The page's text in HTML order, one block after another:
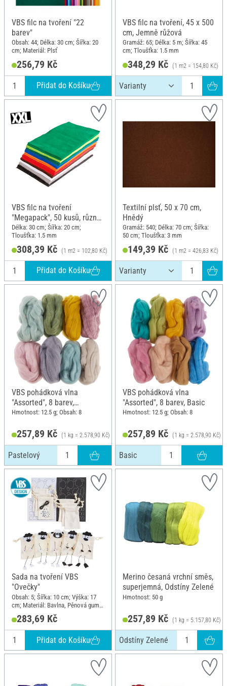
VBS filc na tvoření "22
barev"
Obsah: 44; Délka: 30 cm; Šířka: 20
cm; Materiál: Plsť
256,79 Kč
Přidat do Košíku
VBS filc na tvoření, 45 x 500
cm, Jemně růžová
Gramáž: 65; Délka: 5 m; Šířka: 45
cm; Tloušťka: 1.5 mm
348,29 Kč (1 m2 = 154,80 Kč)
VBS filc na tvoření
"Megapack", 50 kusů, různé
barvy
Délka: 30 cm; Šířka: 20 cm;
Tloušťka: 1.5 mm
308,39 Kč (1 m2 = 102,80 Kč)
Přidat do Košíku
Textilní plsť, 50 x 70 cm,
Hnědý
Gramáž: 540; Délka: 70 cm; Šířka:
50 cm; Tloušťka: 3 mm
149,39 Kč (1 m2 = 426,83 Kč)
VBS pohádková vlna
"Assorted", 8 barev,
Pastelový
Hmotnost: 12.5 g; Obsah: 8
257,89 Kč (1 kg = 2.578,90 Kč)
Pastelový
VBS pohádková vlna
"Assorted", 8 barev, Basic
Hmotnost: 12.5 g; Obsah: 8
257,89 Kč (1 kg = 2.578,90 Kč)
Basic
Sada na tvoření VBS
"Ovečky"
Obsah: 5; Šířka: 10 cm; Výška: 17
cm; Materiál: Bavlna, Pěnová guma,
Plast, Papír
283,69 Kč
Přidat do Košíku
Merino česaná vrchní směs,
superjemná, Odstíny Zelené
Hmotnost: 50 g
257,89 Kč (1 kg = 5.157,80 Kč)
Odstíny Zelené